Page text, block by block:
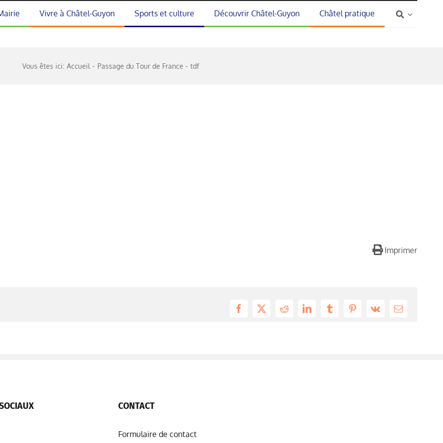
Vivre à Châtel-Guyon Sports et culture Découvrir Châtel-Guyon Châtel pratique
Vous êtes ici: Accueil Passage du Tour de France tdf
Imprimer
Facebook
X RedditLinkedInTumblrPinterest
Vk Email
CONTACT
Formulaire de contact